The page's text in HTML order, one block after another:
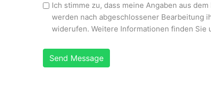
Ich stimme zu, dass meine Angaben aus
werden nach abgeschlossener Bearbeitung
widerufen. Weitere Informationen finden
Send Message